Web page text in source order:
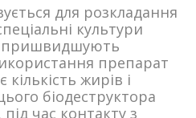
для розкладання
культури
пришвидшують
препарат
жирів і
біодеструктора
час контакту з